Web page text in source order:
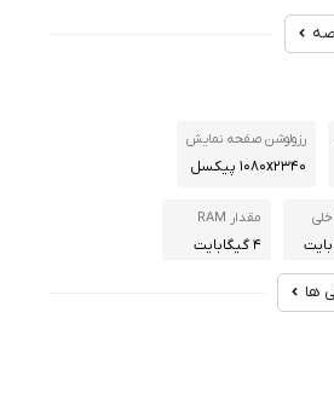
کارهای روزمره و بازی‌های سبک فراهم
رزولوشن صفحه نمایش
۱۰۸۰x۲۳۴۰ پیکسل
مقدار RAM
۴ گیگابایت
دوم
ها